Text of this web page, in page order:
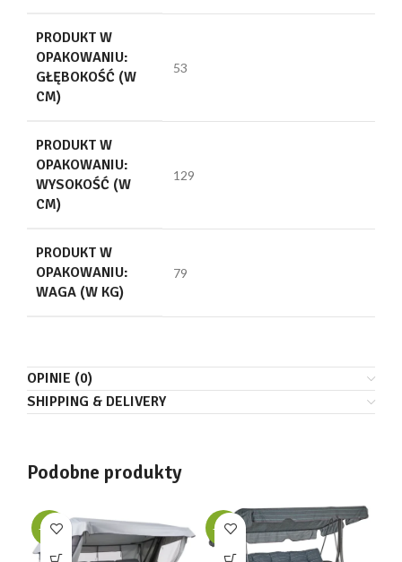
PRODUKT W
OPAKOWANIU:
GŁĘBOKOŚĆ (W
CM)
53
PRODUKT W
OPAKOWANIU:
WYSOKOŚĆ (W
CM)
129
PRODUKT W
OPAKOWANIU:
WAGA (W KG)
79
OPINIE (0)
SHIPPING & DELIVERY
Podobne produkty
-35% -34%